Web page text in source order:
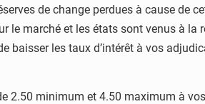
de change perdues à cause de
le marché et les états sont venus à la
les taux d’intérêt à vos
2.50 minimum et 4.50 maximum à